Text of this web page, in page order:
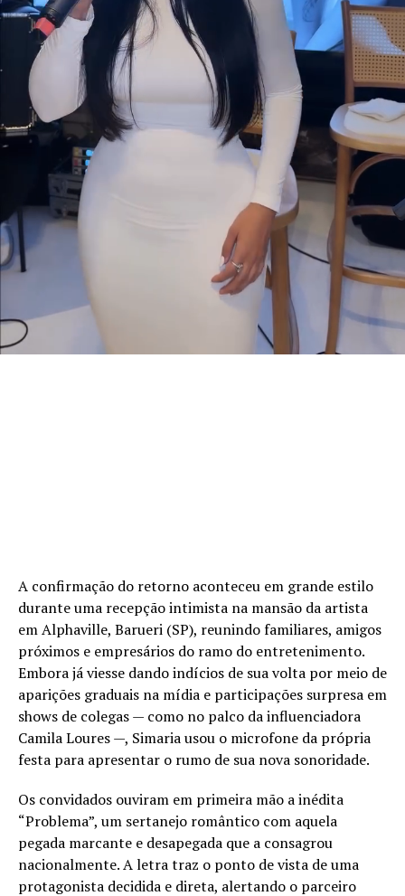
A confirmação do retorno aconteceu em grande estilo
durante uma recepção intimista na mansão da artista
em Alphaville, Barueri (SP), reunindo familiares, amigos
próximos e empresários do ramo do entretenimento.
Embora já viesse dando indícios de sua volta por meio de
aparições graduais na mídia e participações surpresa em
shows de colegas — como no palco da influenciadora
Camila Loures —, Simaria usou o microfone da própria
festa para apresentar o rumo de sua nova sonoridade.
Os convidados ouviram em primeira mão a inédita
“Problema”, um sertanejo romântico com aquela
pegada marcante e desapegada que a consagrou
nacionalmente. A letra traz o ponto de vista de uma
protagonista decidida e direta, alertando o parceiro